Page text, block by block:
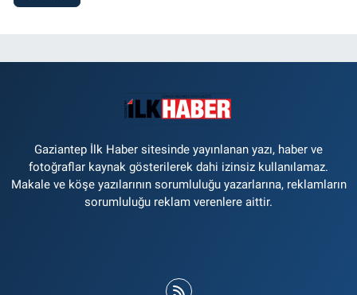
Gaziantep İlk Haber sitesinde yayınlanan yazı, haber ve
fotoğraflar kaynak gösterilerek dahi izinsiz kullanılamaz.
Makale ve köşe yazılarının sorumluluğu yazarlarına, reklamların
sorumluluğu reklam verenlere aittir.